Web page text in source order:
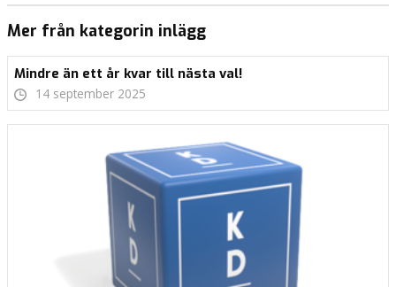
Mer från kategorin inlägg
Mindre än ett år kvar till nästa val!
14 september 2025